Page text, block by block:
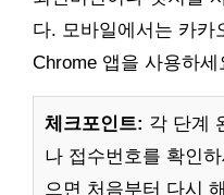
다. 모바일에서는 카카
Chrome 앱을 사용하세
체크포인트: 각 단계
나 접수번호를 확인
으면 처음부터 다시